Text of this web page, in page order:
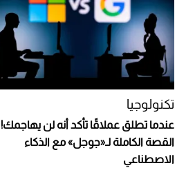
تكنولوجيا
عندما تطلق عملاقًا تأكد أنه لن يهاجمك!
القصة الكاملة لـ«جوجل» مع الذكاء
الاصطناعي